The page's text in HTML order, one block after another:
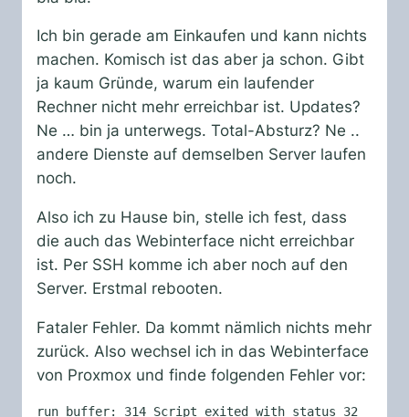
Ich bin gerade am Einkaufen und kann nichts
machen. Komisch ist das aber ja schon. Gibt
ja kaum Gründe, warum ein laufender
Rechner nicht mehr erreichbar ist. Updates?
Ne … bin ja unterwegs. Total-Absturz? Ne ..
andere Dienste auf demselben Server laufen
noch.
Also ich zu Hause bin, stelle ich fest, dass
die auch das Webinterface nicht erreichbar
ist. Per SSH komme ich aber noch auf den
Server. Erstmal rebooten.
Fataler Fehler. Da kommt nämlich nichts mehr
zurück. Also wechsel ich in das Webinterface
von Proxmox und finde folgenden Fehler vor:
run_buffer: 314 Script exited with status 32